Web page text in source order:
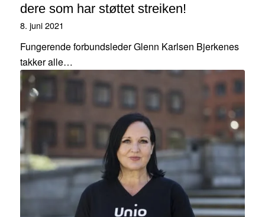
dere som har støttet streiken!
8. juni 2021
Fungerende forbundsleder Glenn Karlsen Bjerkenes
takker alle…